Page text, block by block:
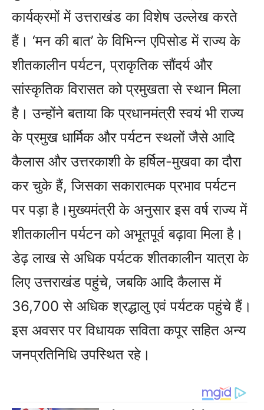
कार्यक्रमों में उत्तराखंड का विशेष उल्लेख करते
हैं। ‘मन की बात’ के विभिन्न एपिसोड में राज्य के
शीतकालीन पर्यटन, प्राकृतिक सौंदर्य और
सांस्कृतिक विरासत को प्रमुखता से स्थान मिला
है। उन्होंने बताया कि प्रधानमंत्री स्वयं भी राज्य
के प्रमुख धार्मिक और पर्यटन स्थलों जैसे आदि
कैलास और उत्तरकाशी के हर्षिल-मुखवा का दौरा
कर चुके हैं, जिसका सकारात्मक प्रभाव पर्यटन
पर पड़ा है।मुख्यमंत्री के अनुसार इस वर्ष राज्य में
शीतकालीन पर्यटन को अभूतपूर्व बढ़ावा मिला है।
डेढ़ लाख से अधिक पर्यटक शीतकालीन यात्रा के
लिए उत्तराखंड पहुंचे, जबकि आदि कैलास में
36,700 से अधिक श्रद्धालु एवं पर्यटक पहुंचे हैं।
इस अवसर पर विधायक सविता कपूर सहित अन्य
जनप्रतिनिधि उपस्थित रहे।